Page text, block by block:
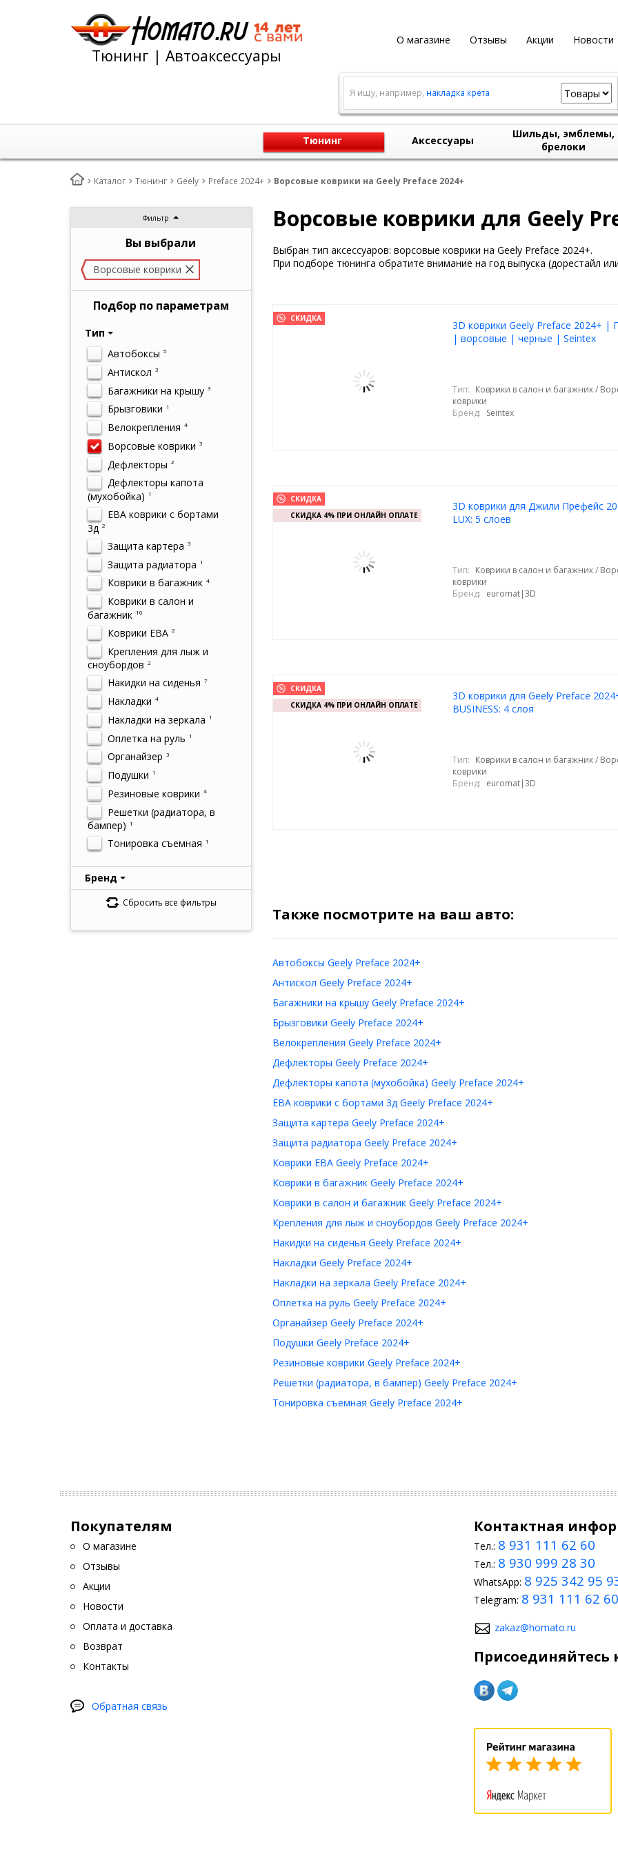
О магазине Отзывы Акции Новости
Тюнинг | Автоаксессуары
Я ищу, например, накладка крета
Тюнинг Аксессуары
Шильды, эмблемы,
брелоки
Каталог Тюнинг Geely Preface 2024+ Ворсовые коврики на Geely Preface 2024+
Фильтр
Вы выбрали
Ворсовые коврики
Подбор по параметрам
Тип
Автобоксы 5
Антискол 3
Багажники на крышу 3
Брызговики 1
Велокрепления 4
Ворсовые коврики 3
Дефлекторы 2
Дефлекторы капота
(мухобойка)
1
ЕВА коврики с бортами
3д 2
Защита картера 3
Защита радиатора 1
Коврики в багажник 4
Коврики в салон и
багажник 10
Коврики ЕВА 2
Крепления для лыж и
сноубордов 2
Накидки на сиденья 7
Накладки 4
Накладки на зеркала 1
Оплетка на руль 1
Органайзер 3
Подушки 1
Резиновые коврики 4
Решетки (радиатора, в
бампер)
1
Тонировка съемная 1
Бренд
Сбросить все фильтры
Ворсовые коврики для Geely
Выбран тип аксессуаров: ворсовые коврики на Geely Preface 2024+.
При подборе тюнинга обратите внимание на год выпуска (дорестайл
СКИДКА
3D коврики Geely Preface 2024+ |
| ворсовые | черные | Seintex
Тип: Коврики в салон и багажник /
коврики
Бренд: Seintex
СКИДКА
СКИДКА 4% ПРИ ОНЛАЙН ОПЛАТЕ
3D коврики для Джили Префейс
LUX: 5 слоев
Тип: Коврики в салон и багажник /
коврики
Бренд: euromat|3D
СКИДКА
СКИДКА 4% ПРИ ОНЛАЙН ОПЛАТЕ
3D коврики для Geely Preface
BUSINESS: 4 слоя
Тип: Коврики в салон и багажник /
коврики
Бренд: euromat|3D
Также посмотрите на ваш авто:
Автобоксы Geely Preface 2024+
Антискол Geely Preface 2024+
Багажники на крышу Geely Preface 2024+
Брызговики Geely Preface 2024+
Велокрепления Geely Preface 2024+
Дефлекторы Geely Preface 2024+
Дефлекторы капота (мухобойка) Geely Preface 2024+
ЕВА коврики с бортами 3д Geely Preface 2024+
Защита картера Geely Preface 2024+
Защита радиатора Geely Preface 2024+
Коврики ЕВА Geely Preface 2024+
Коврики в багажник Geely Preface 2024+
Коврики в салон и багажник Geely Preface 2024+
Крепления для лыж и сноубордов Geely Preface 2024+
Накидки на сиденья Geely Preface 2024+
Накладки Geely Preface 2024+
Накладки на зеркала Geely Preface 2024+
Оплетка на руль Geely Preface 2024+
Органайзер Geely Preface 2024+
Подушки Geely Preface 2024+
Резиновые коврики Geely Preface 2024+
Решетки (радиатора, в бампер) Geely Preface 2024+
Тонировка съемная Geely Preface 2024+
Покупателям
О магазине
Отзывы
Акции
Новости
Оплата и доставка
Возврат
Контакты
Обратная связь
Контактная
Тел.: 8 931 111 62 60
Тел.: 8 930 999 28 30
WhatsApp: 8 925 342 95
Telegram: 8 931 111 62 60
zakaz@homato.ru
Присоединяйтесь